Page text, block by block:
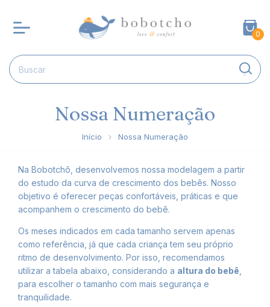
0
Nossa Numeração
Início Nossa Numeração
Na Bobotchô, desenvolvemos nossa modelagem a partir
do estudo da curva de crescimento dos bebês. Nosso
objetivo é oferecer peças confortáveis, práticas e que
acompanhem o crescimento do bebê.
Os meses indicados em cada tamanho servem apenas
como referência, já que cada criança tem seu próprio
ritmo de desenvolvimento. Por isso, recomendamos
utilizar a tabela abaixo, considerando a altura do bebê
para escolher o tamanho com mais segurança e
tranquilidade.